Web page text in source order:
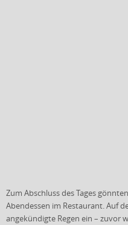
Zum Abschluss des Tages
Abendessen im Restaurant. Auf
angekündigte Regen ein – zuvor